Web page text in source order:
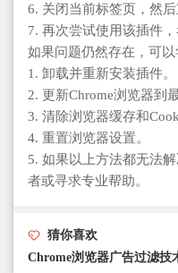
6. 关闭当前标签页，然后
7. 再次尝试使用该插件
如果问题仍然存在，可以
1. 卸载并重新安装插件。
2. 更新Chrome浏览器到
3. 清除浏览器缓存和
4. 重置浏览器设置。
5. 如果以上方法都无法
者或寻求专业帮助。
猜你喜欢
Chrome浏览器广告过滤技